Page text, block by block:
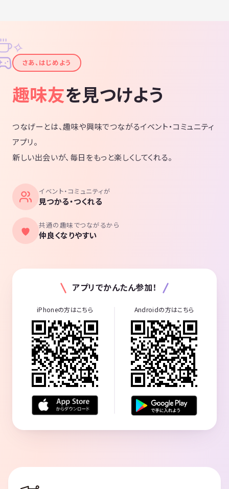
✦
✧
さあ、はじめよう
趣味友を見つけよう
つなげーとは、趣味や興味でつながるイベント・コミュニティ
アプリ。
新しい出会いが、毎日をもっと楽しくしてくれる。
イベント・コミュニティが
見つかる・つくれる
共通の趣味でつながるから
仲良くなりやすい
アプリでかんたん参加！
iPhoneの方はこちら Androidの方はこちら